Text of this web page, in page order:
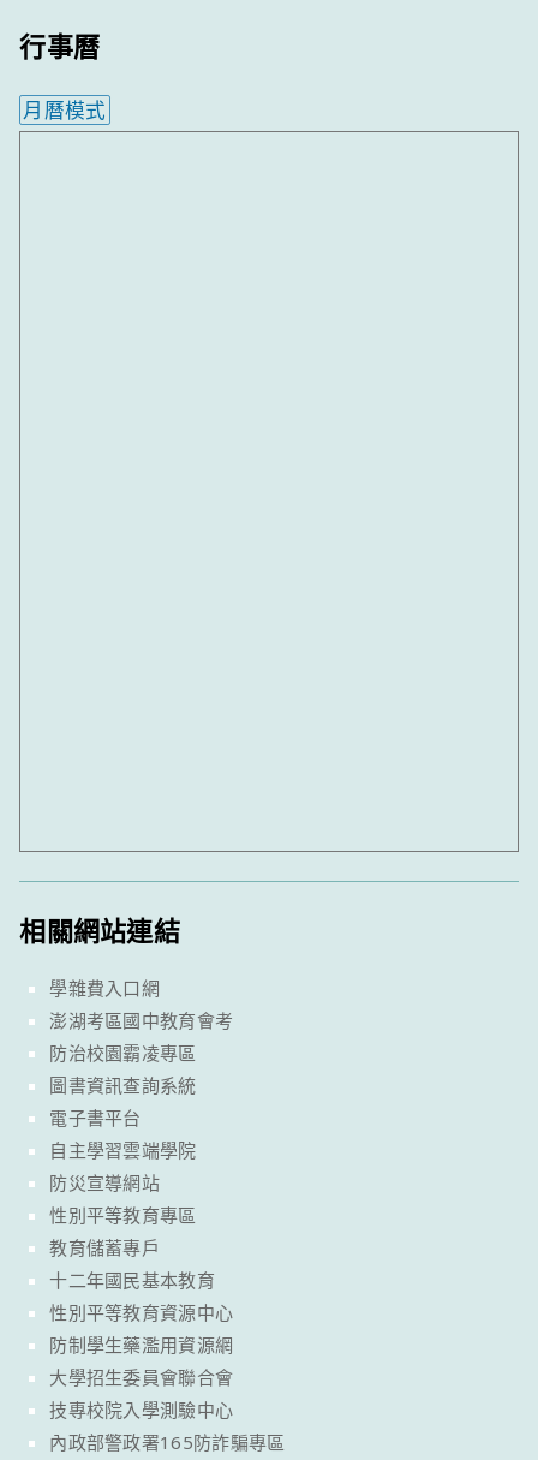
行事曆
月曆模式
相關網站連結
學雜費入口網
澎湖考區國中教育會考
防治校園霸凌專區
圖書資訊查詢系統
電子書平台
自主學習雲端學院
防災宣導網站
性別平等教育專區
教育儲蓄專戶
十二年國民基本教育
性別平等教育資源中心
防制學生藥濫用資源網
大學招生委員會聯合會
技專校院入學測驗中心
內政部警政署165防詐騙專區